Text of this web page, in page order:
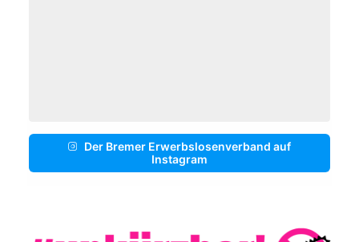
Der Bremer Erwerbslosenverband auf
Instagram